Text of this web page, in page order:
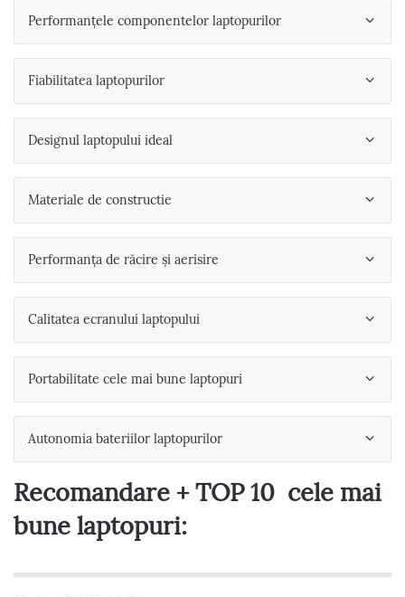
Performanțele componentelor laptopurilor
Fiabilitatea laptopurilor
Designul laptopului ideal
Materiale de constructie
Performanța de răcire și aerisire
Calitatea ecranului laptopului
Portabilitate cele mai bune laptopuri
Autonomia bateriilor laptopurilor
Recomandare + TOP 10 cele mai
bune laptopuri: